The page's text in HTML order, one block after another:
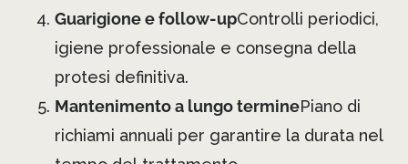
Guarigione e follow-upControlli periodici,
igiene professionale e consegna della
protesi definitiva.
Mantenimento a lungo terminePiano di
richiami annuali per garantire la durata nel